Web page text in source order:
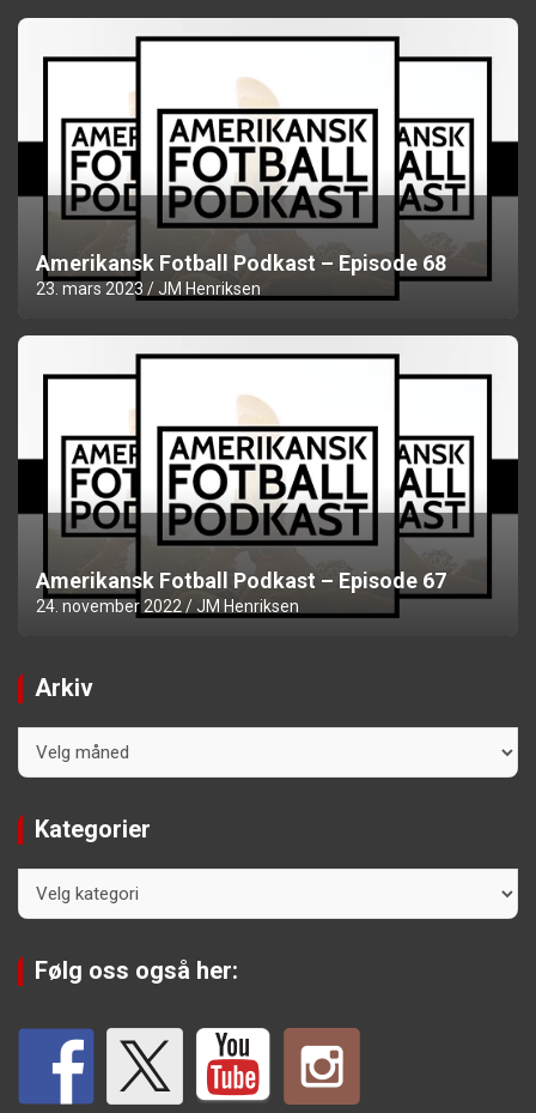
Amerikansk Fotball Podkast – Episode 68
23. mars 2023 JM Henriksen
Amerikansk Fotball Podkast – Episode 67
24. november 2022 JM Henriksen
Arkiv
Kategorier
Følg oss også her: